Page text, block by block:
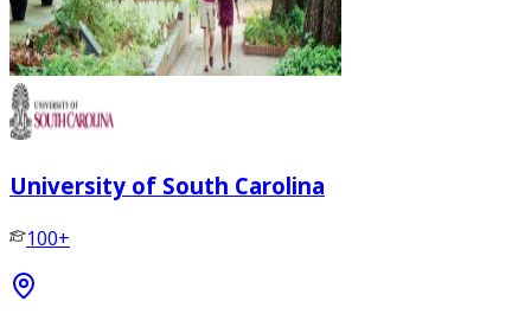
University of South Carolina
100+